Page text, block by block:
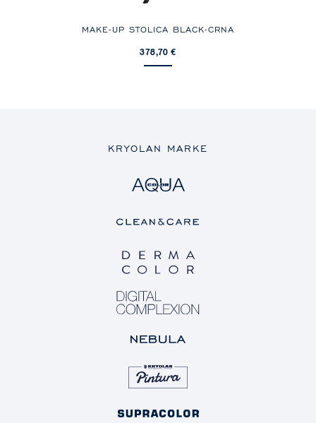
MAKE-UP STOLICA BLACK-CRNA
378,70 €
KRYOLAN MARKE